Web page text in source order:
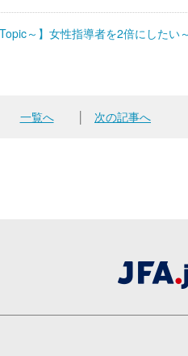
～】女性指導者を2倍にしたい
一覧へ 次の記事へ